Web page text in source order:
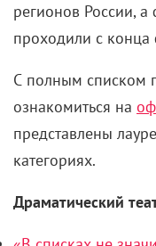
регионов России,
проходили с конца
С полным списком
ознакомиться на
представлены
категориях.
Драматический